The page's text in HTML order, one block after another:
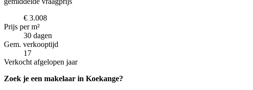
€ 3.008
Prijs per m²
30 dagen
Gem. verkooptijd
17
Verkocht afgelopen jaar
Zoek je een makelaar in Koekange?